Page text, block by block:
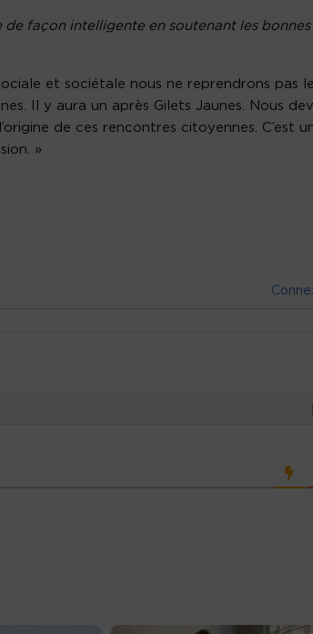
façon intelligente en soutenant les bonnes
et sociétale nous ne reprendrons pas
Il y aura un après Gilets Jaunes. Nous
de ces rencontres citoyennes. C’est
»